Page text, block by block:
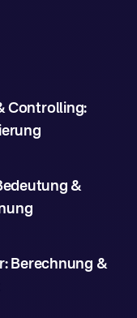
Controlling:
&
Berechnung &